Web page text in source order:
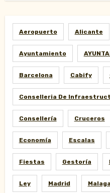
Aeropuerto Alicante
Ayuntamiento
Barcelona Cabify
Conselleria De
Consellería Cruceros
Economía Escalas
Fiestas Gestoría
Ley Madrid Malaga